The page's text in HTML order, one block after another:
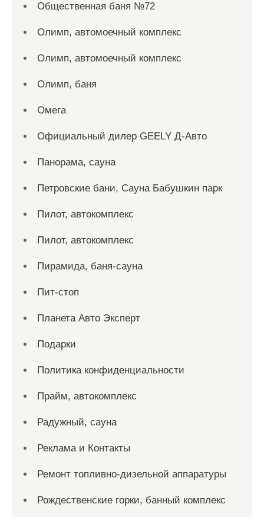
Общественная баня №72
Олимп, автомоечный комплекс
Олимп, автомоечный комплекс
Олимп, баня
Омега
Официальный дилер GEELY Д-Авто
Панорама, сауна
Петровские бани, Сауна Бабушкин парк
Пилот, автокомплекс
Пилот, автокомплекс
Пирамида, баня-сауна
Пит-стоп
Планета Авто Эксперт
Подарки
Политика конфиденциальности
Прайм, автокомплекс
Радужный, сауна
Реклама и Контакты
Ремонт топливно-дизельной аппаратуры
Рождественские горки, банный комплекс